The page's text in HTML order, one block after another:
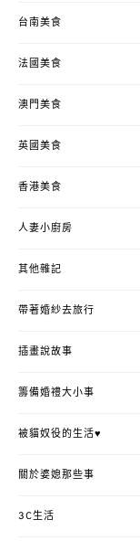
台南美食
法國美食
澳門美食
英國美食
香港美食
人妻小廚房
其他雜記
帶著婚紗去旅行
插畫說故事
籌備婚禮大小事
被貓奴役的生活♥
關於婆媳那些事
3C生活